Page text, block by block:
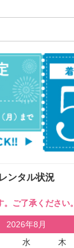
レンタル状況
ご了承ください。
2026年8月
水 木